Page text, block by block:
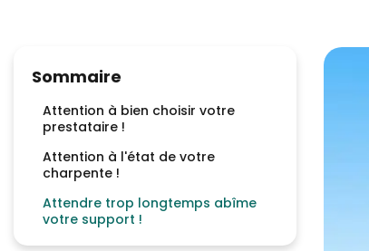
Sommaire
Attention à bien choisir votre
prestataire !
Attention à l'état de votre
charpente !
Attendre trop longtemps abîme
votre support !